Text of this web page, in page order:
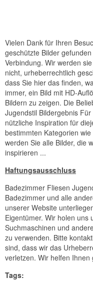
Vielen Dank für Ihren
geschützte Bilder
Verbindung. Wir werden
nicht, urheberrechtlich
dass Sie hier das finden,
immer, ein Bild mit HD-
Bildern zu zeigen. Die
Jugendstil Bildergebnis
nützliche Inspiration für
bestimmten Kategorien wie
werden Sie alle Bilder, die
inspirieren ...
Haftungsausschluss
Badezimmer Fliesen
Badezimmer und alle
unserer Website
Eigentümer. Wir holen uns
Suchmaschinen und
zu verwenden. Bitte
sind, dass wir das
verletzen. Wir helfen Ihnen
Tags: